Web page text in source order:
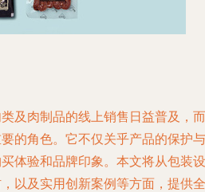
及肉制品的线上销售日益普及，而
的角色。它不仅关乎产品的保护与
体验和品牌印象。本文将从包装设
以及实用创新案例等方面，提供全